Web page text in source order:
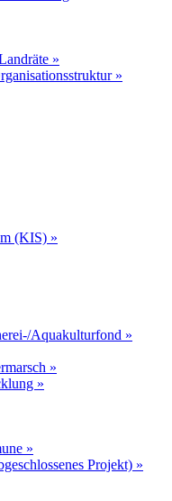
»
»
(KIS) »
Aquakulturfond »
»
»
»
Projekt) »